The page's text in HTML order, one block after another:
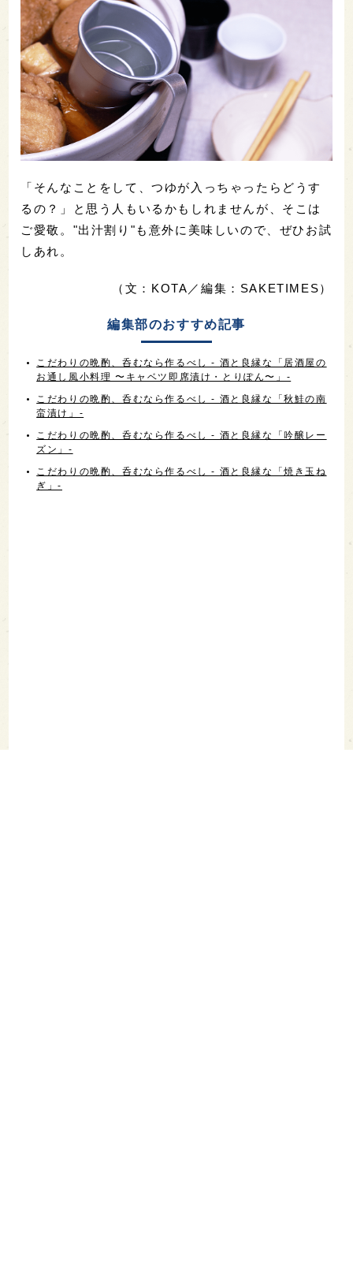
「そんなことをして、つゆが入っちゃったらどうす
るの？」と思う人もいるかもしれませんが、そこは
ご愛敬。"出汁割り"も意外に美味しいので、ぜひお試
しあれ。
（文：KOTA／編集：SAKETIMES）
編集部のおすすめ記事
こだわりの晩酌、呑むなら作るべし - 酒と良縁な「居酒屋の
お通し風小料理 〜キャベツ即席漬け・とりぽん〜」-
こだわりの晩酌、呑むなら作るべし - 酒と良縁な「秋鮭の南
蛮漬け」-
こだわりの晩酌、呑むなら作るべし - 酒と良縁な「吟醸レー
ズン」-
こだわりの晩酌、呑むなら作るべし - 酒と良縁な「焼き玉ね
ぎ」-